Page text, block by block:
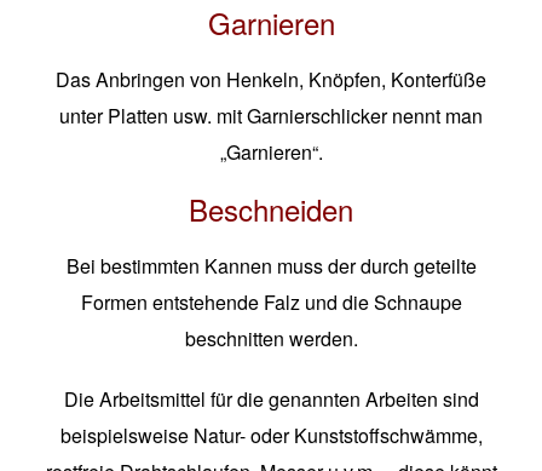
Garnieren
Das Anbringen von Henkeln, Knöpfen, Konterfüße
unter Platten usw. mit Garnierschlicker nennt man
„Garnieren“.
Beschneiden
Bei bestimmten Kannen muss der durch geteilte
Formen entstehende Falz und die Schnaupe
beschnitten werden.
Die Arbeitsmittel für die genannten Arbeiten sind
beispielsweise Natur- oder Kunststoffschwämme,